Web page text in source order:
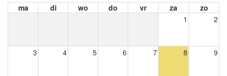
ma di wo do vr za
zo
1
2
3 4 5 6 7 8 9